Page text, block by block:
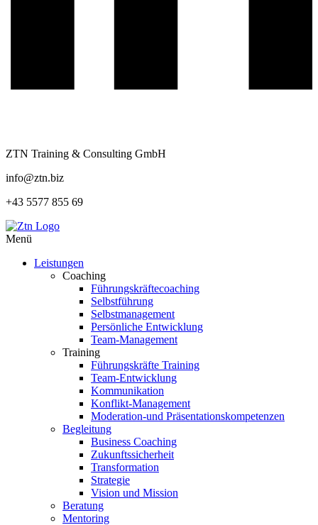
ZTN Training & Consulting GmbH
info@ztn.biz
+43 5577 855 69
Menü
Leistungen
Coaching
Führungskräftecoaching
Selbstführung
Selbstmanagement
Persönliche Entwicklung
Team-Management
Training
Führungskräfte Training
Team-Entwicklung
Kommunikation
Konflikt-Management
Moderation-und Präsentationskompetenzen
Begleitung
Business Coaching
Zukunftssicherheit
Transformation
Strategie
Vision und Mission
Beratung
Mentoring